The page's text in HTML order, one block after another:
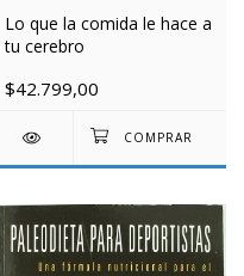
Lo que la comida le hace a
tu cerebro
$42.799,00